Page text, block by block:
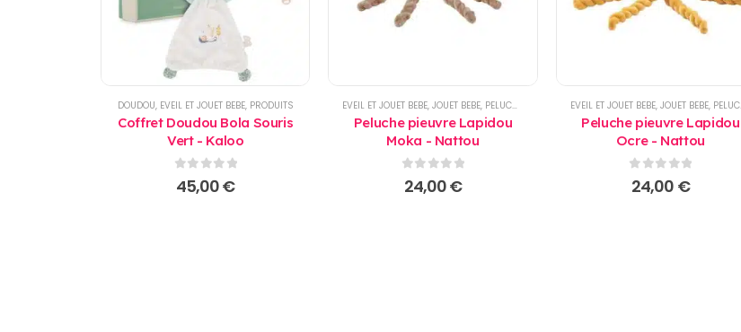
DOUDOU, EVEIL ET JOUET BEBE, PRODUITS
Coffret Doudou Bola Souris
Vert - Kaloo
0sur 5
45,00€
EVEIL ET JOUET BEBE,JOUET BEBE, PELUCHE PRODUITS
Peluche pieuvre Lapidou
Moka - Nattou
0sur 5
24,00€
EVEIL ET JOUET BEBE, JOUET BEBE, PELUCHE
Peluche pieuvre Lapidou
Ocre - Nattou
0sur 5
24,00 €